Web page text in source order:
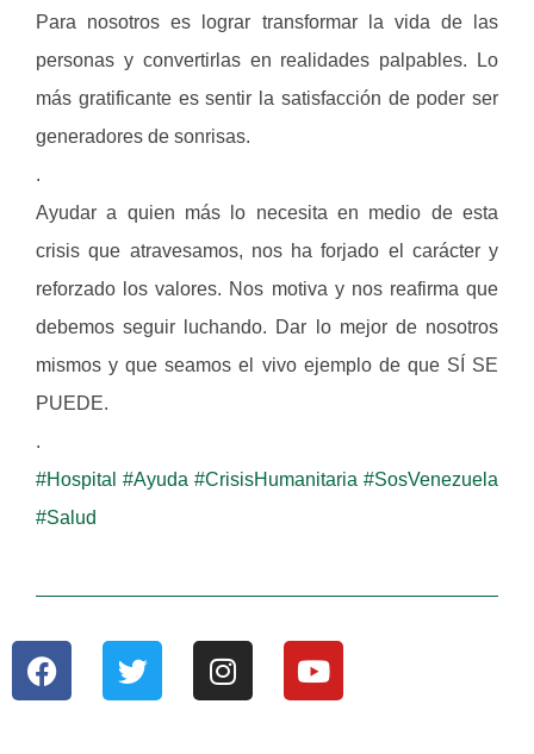
Para nosotros es lograr transformar la vida de las
personas y convertirlas en realidades palpables. Lo
más gratificante es sentir la satisfacción de poder ser
generadores de sonrisas.
.
Ayudar a quien más lo necesita en medio de esta
crisis que atravesamos, nos ha forjado el carácter y
reforzado los valores. Nos motiva y nos reafirma que
debemos seguir luchando. Dar lo mejor de nosotros
mismos y que seamos el vivo ejemplo de que SÍ SE
PUEDE.
.
#Hospital #Ayuda #CrisisHumanitaria #SosVenezuela
#Salud